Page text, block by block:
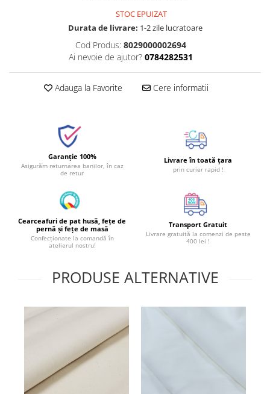
STOC EPUIZAT
Durata de livrare: 1-2 zile lucratoare
Cod Produs: 8029000002694
Ai nevoie de ajutor? 0784282531
Adauga la Favorite Cere informatii
Garanție 100%
Asigurăm returnarea banilor, în caz
de retur
Livrare în toată țara
prin curier rapid !
Cearceafuri de pat husă, fețe de
pernă și fețe de masă
Confecționate la comandă în
atelierul nostru!
Transport Gratuit
Livrare gratuită la comenzi de peste
400 lei !
PRODUSE ALTERNATIVE